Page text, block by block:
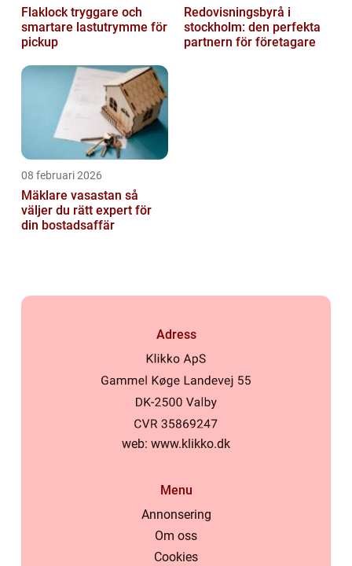
Flaklock tryggare och
smartare lastutrymme för
pickup
Redovisningsbyrå i
stockholm: den perfekta
partnern för företagare
08 februari 2026
Mäklare vasastan så
väljer du rätt expert för
din bostadsaffär
Adress
web: www.klikko.dk
Menu
Annonsering
Om oss
Cookies